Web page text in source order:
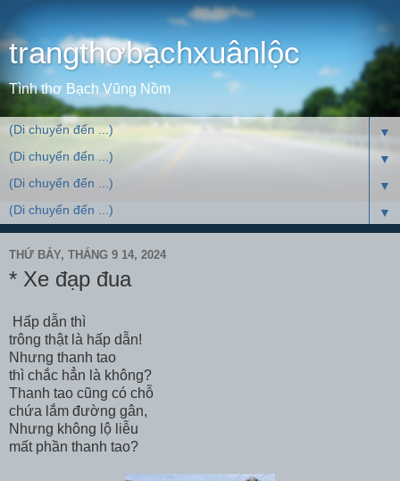
trangthơbạchxuânlộc
Tình thơ Bạch Vũng Nồm
▼
▼
▼
▼
THỨ BẢY, THÁNG 9 14, 2024
* Xe đạp đua
Hấp dẫn thì
trông thật là hấp dẫn!
Nhưng thanh tao
thì chắc hẳn là không?
Thanh tao cũng có chỗ
chứa lắm đường gân,
Nhưng không lộ liễu
mất phần thanh tao?